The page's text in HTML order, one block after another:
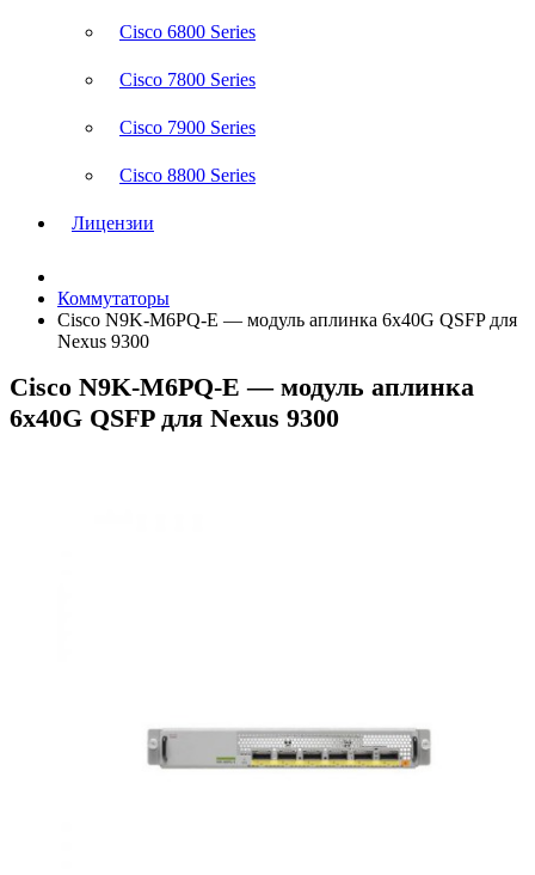
Cisco 6800 Series
Cisco 7800 Series
Cisco 7900 Series
Cisco 8800 Series
Лицензии
Коммутаторы
Cisco N9K-M6PQ-E — модуль аплинка 6x40G QSFP для
Nexus 9300
Cisco N9K-M6PQ-E — модуль аплинка
6x40G QSFP для Nexus 9300